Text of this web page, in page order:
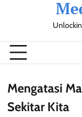
Mengatasi
Sekitar Kita